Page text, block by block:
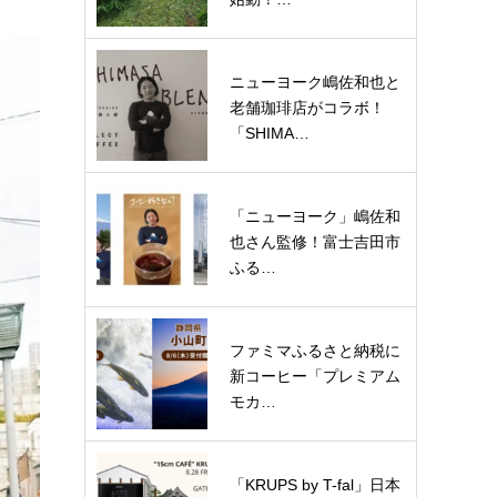
ニューヨーク嶋佐和也と
老舗珈琲店がコラボ！
「SHIMA…
「ニューヨーク」嶋佐和
也さん監修！富士吉田市
ふる…
ファミマふるさと納税に
新コーヒー「プレミアム
モカ…
「KRUPS by T-fal」日本